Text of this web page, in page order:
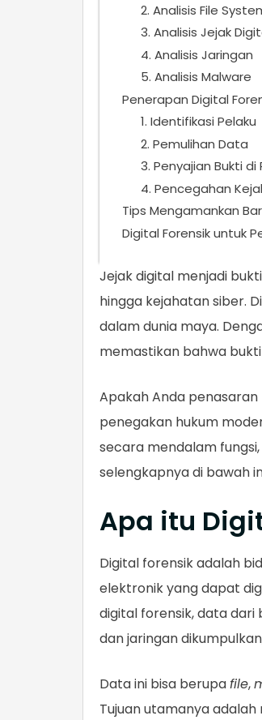
2. Analisis File
3. Analisis Jejak
4. Analisis Jaringan
5. Analisis Malware
Penerapan Digital
1. Identifikasi Pelaku
2. Pemulihan Data
3. Penyajian Bukti di
4. Pencegahan
Tips Mengamankan
Digital Forensik untuk
Jejak digital menjadi
hingga kejahatan siber.
dalam dunia maya.
memastikan bahwa
Apakah Anda
penegakan hukum
secara mendalam
selengkapnya di bawah
Apa itu
Digital forensik adalah
elektronik yang dapat
digital forensik, data
dan jaringan
Data ini bisa berupafile,
Tujuan utamanya